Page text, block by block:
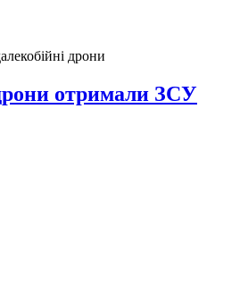
отримали ЗСУ